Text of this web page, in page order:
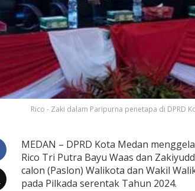
R
i
c
Z
a
k
i
s
a
i
W
Rico - Zaki dalam Paripurna penetapa di DPRD
MEDAN – DPRD Kota Medan
Rico Tri Putra Bayu Waas dan
calon (Paslon) Walikota dan Wakil
pada Pilkada serentak Tahun 2024.